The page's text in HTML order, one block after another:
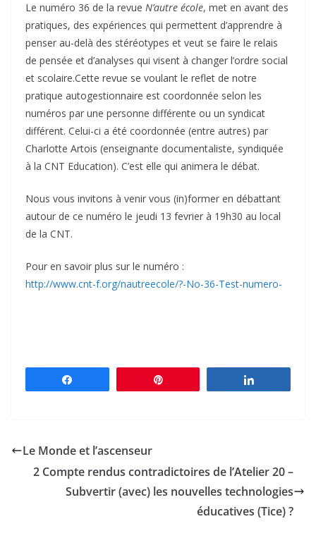
Le numéro 36 de la revue N’autre école, met en avant des
pratiques, des expériences qui permettent d’apprendre à
penser au-delà des stéréotypes et veut se faire le relais
de pensée et d’analyses qui visent à changer l’ordre social
et scolaire.Cette revue se voulant le reflet de notre
pratique autogestionnaire est coordonnée selon les
numéros par une personne différente ou un syndicat
différent. Celui-ci a été coordonnée (entre autres) par
Charlotte Artois (enseignante documentaliste, syndiquée
à la CNT Education). C’est elle qui animera le débat.
Nous vous invitons à venir vous (in)former en débattant
autour de ce numéro le jeudi 13 fevrier à 19h30 au local
de la CNT.
Pour en savoir plus sur le numéro :
http://www.cnt-f.org/nautreecole/?-No-36-Test-numero-
Le Monde et l’ascenseur
2 Compte rendus contradictoires de l’Atelier 20 –
Subvertir (avec) les nouvelles technologies
éducatives (Tice) ?